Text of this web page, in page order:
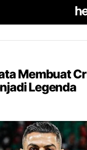
Membuat
Legenda